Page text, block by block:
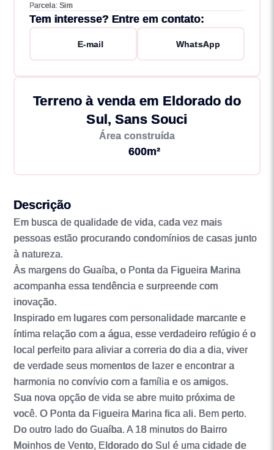
Parcela: Sim
Tem interesse? Entre em contato:
E-mail WhatsApp
Terreno à venda em Eldorado do
Sul, Sans Souci
Área construída
600m²
Descrição
Em busca de qualidade de vida, cada vez mais
pessoas estão procurando condomínios de casas junto
à natureza.
Às margens do Guaíba, o Ponta da Figueira Marina
acompanha essa tendência e surpreende com
inovação.
Inspirado em lugares com personalidade marcante e
íntima relação com a água, esse verdadeiro refúgio é o
local perfeito para aliviar a correria do dia a dia, viver
de verdade seus momentos de lazer e encontrar a
harmonia no convívio com a família e os amigos.
Sua nova opção de vida se abre muito próxima de
você. O Ponta da Figueira Marina fica ali. Bem perto.
Do outro lado do Guaíba. A 18 minutos do Bairro
Moinhos de Vento, Eldorado do Sul é uma cidade de